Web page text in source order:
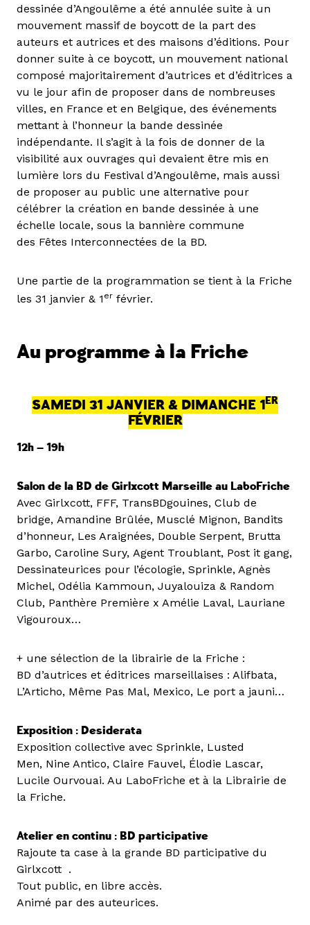
dessinée d’Angoulême a été annulée suite à un
mouvement massif de boycott de la part des
auteurs et autrices et des maisons d’éditions. Pour
donner suite à ce boycott, un mouvement national
composé majoritairement d’autrices et d’éditrices a
vu le jour afin de proposer dans de nombreuses
villes, en France et en Belgique, des événements
mettant à l’honneur la bande dessinée
indépendante. Il s’agit à la fois de donner de la
visibilité aux ouvrages qui devaient être mis en
lumière lors du Festival d’Angoulême, mais aussi
de proposer au public une alternative pour
célébrer la création en bande dessinée à une
échelle locale, sous la bannière commune
des Fêtes Interconnectées de la BD.
Une partie de la programmation se tient à la Friche
les 31 janvier & 1 er février.
Au programme à la Friche
SAMEDI 31 JANVIER & DIMANCHE 1ER
FÉVRIER
12h — 19h
Salon de la BD de Girlxcott Marseille au LaboFriche
Avec Girlxcott, FFF, TransBDgouines, Club de
bridge, Amandine Brûlée, Musclé Mignon, Bandits
d’honneur, Les Araignées, Double Serpent, Brutta
Garbo, Caroline Sury, Agent Troublant, Post it gang,
Dessinateurices pour l’écologie, Sprinkle, Agnès
Michel, Odélia Kammoun, Juyalouiza & Random
Club, Panthère Première x Amélie Laval, Lauriane
Vigouroux…
+ une sélection de la librairie de la Friche :
BD d’autrices et éditrices marseillaises : Alifbata,
L’Articho, Même Pas Mal, Mexico, Le port a jauni…
Exposition : Desiderata
Exposition collective avec Sprinkle, Lusted
Men, Nine Antico, Claire Fauvel, Élodie Lascar,
Lucile Ourvouai. Au LaboFriche et à la Librairie de
la Friche.
Atelier en continu : BD participative
Rajoute ta case à la grande BD participative du
Girlxcott .
Tout public, en libre accès.
Animé par des auteurices.